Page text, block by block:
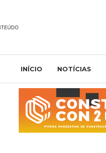
INÍCIO NOTÍCIAS